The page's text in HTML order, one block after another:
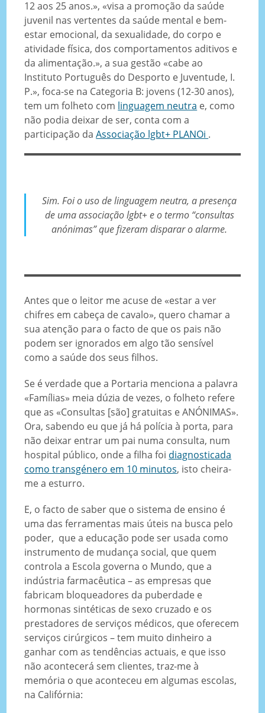
12 aos 25 anos.», «visa a promoção da saúde
juvenil nas vertentes da saúde mental e bem-
estar emocional, da sexualidade, do corpo e
atividade física, dos comportamentos aditivos e
da alimentação.», a sua gestão «cabe ao
Instituto Português do Desporto e Juventude, I.
P.», foca-se na Categoria B: jovens (12-30 anos),
tem um folheto com linguagem neutra e, como
não podia deixar de ser, conta com a
participação daAssociação lgbt+ PLANOi .
Sim. Foi o uso de linguagem neutra, a presença
de uma associação lgbt+ e o termo “consultas
anónimas” que fizeram disparar o alarme.
Antes que o leitor me acuse de «estar a ver
chifres em cabeça de cavalo», quero chamar a
sua atenção para o facto de que os pais não
podem ser ignorados em algo tão sensível
como a saúde dos seus filhos.
Se é verdade que a Portaria menciona a palavra
«Famílias» meia dúzia de vezes, o folheto refere
que as «Consultas [são] gratuitas e ANÓNIMAS».
Ora, sabendo eu que já há polícia à porta, para
não deixar entrar um pai numa consulta, num
hospital público, onde a filha foi diagnosticada
como transgénero em 10 minutos, isto cheira-
me a esturro.
E, o facto de saber que o sistema de ensino é
uma das ferramentas mais úteis na busca pelo
poder, que a educação pode ser usada como
instrumento de mudança social, que quem
controla a Escola governa o Mundo, que a
indústria farmacêutica – as empresas que
fabricam bloqueadores da puberdade e
hormonas sintéticas de sexo cruzado e os
prestadores de serviços médicos, que oferecem
serviços cirúrgicos – tem muito dinheiro a
ganhar com as tendências actuais, e que isso
não acontecerá sem clientes, traz-me à
memória o que aconteceu em algumas escolas,
na Califórnia: